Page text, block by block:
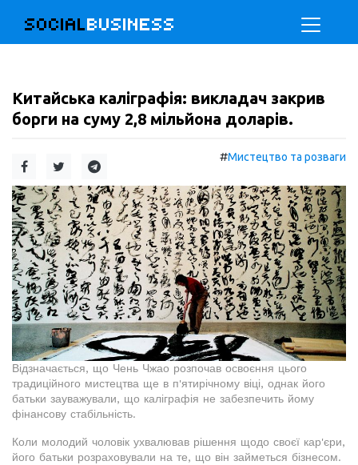
SOCIALBUSINESS
Китайська каліграфія: викладач закрив
борги на суму 2,8 мільйона доларів.
#Мистецтво та розваги
Відзначається, що Чень Чжао розпочав освоєння цього
традиційного мистецтва ще в п'ятирічному віці, однак його
батьки зауважували, що каліграфія не забезпечить йому
фінансову стабільність.
Коли молодий чоловік ухвалював рішення щодо своєї кар'єри,
його батьки розраховували на те, що він займеться бізнесом.